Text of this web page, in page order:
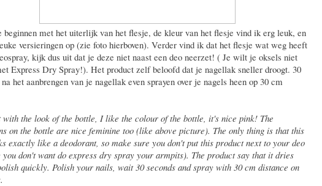
met het uiterlijk van het flesje, de kleur van het flesje vind ik erg leuk, en
versieringen op (zie foto hierboven). Verder vind ik dat het flesje wat weg heeft
kijk dus uit dat je deze niet naast een deo neerzet! ( Je wilt je oksels niet
Express Dry Spray!). Het product zelf beloofd dat je nagellak sneller droogt. 30
het aanbrengen van je nagellak even sprayen over je nagels heen op 30 cm
with the look of the bottle, I like the colour of the bottle, it's nice pink! The
on the bottle are nice feminine too (like above picture). The only thing is that this
exactly like a deodorant, so make sure you don't put this product next to your deo
don't want do express dry spray your armpits). The product say that it dries
quickly. Polish your nails, wait 30 seconds and spray with 30 cm distance on